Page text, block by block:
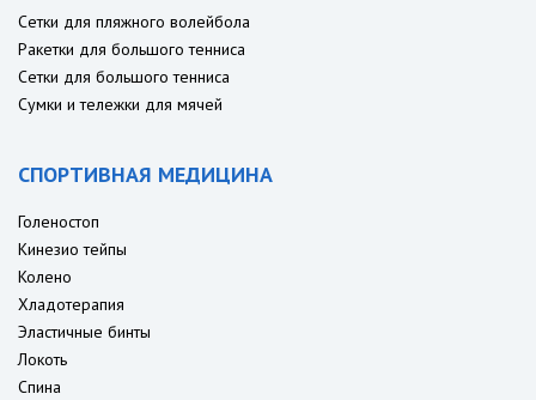
Сетки для пляжного волейбола
Ракетки для большого тенниса
Сетки для большого тенниса
Сумки и тележки для мячей
СПОРТИВНАЯ МЕДИЦИНА
Голеностоп
Кинезио тейпы
Колено
Хладотерапия
Эластичные бинты
Локоть
Спина